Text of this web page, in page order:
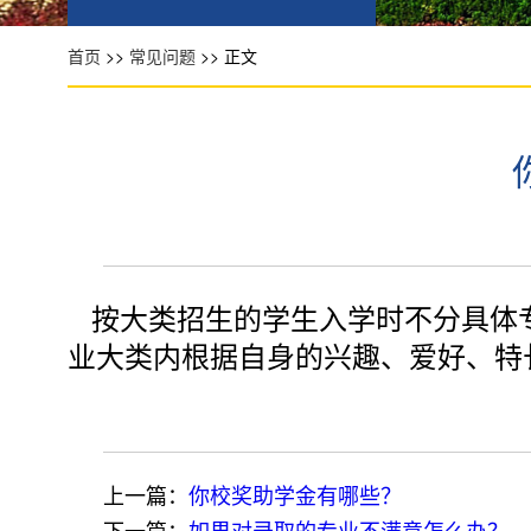
首页 >> 常见问题 >> 正文
按大类招生的学生入学时不分具
业大类内根据自身的兴趣、爱好、
上一篇： 你校奖助学金有哪些？